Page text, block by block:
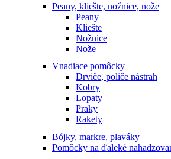
Peany, kliešte, nožnice, nože
Peany
Kliešte
Nožnice
Nože
Vnadiace pomôcky
Drviče, poliče nástrah
Kobry
Lopaty
Praky
Rakety
Bójky, markre, plaváky
Pomôcky na ďaleké